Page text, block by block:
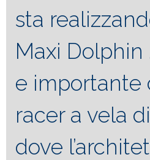
sta
Maxi Dolphin
e importante
racer a vela
dove